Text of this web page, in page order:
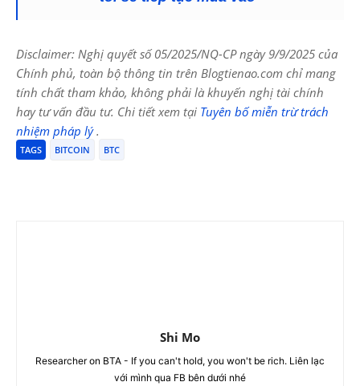
Disclaimer: Nghị quyết số 05/2025/NQ-CP ngày 9/9/2025 của
Chính phủ, toàn bộ thông tin trên Blogtienao.com chỉ mang
tính chất tham khảo, không phải là khuyến nghị tài chính
hay tư vấn đầu tư. Chi tiết xem tại Tuyên bố miễn trừ trách
nhiệm pháp lý.
TAGS BITCOIN BTC
Shi Mo
Researcher on BTA - If you can't hold, you won't be rich. Liên lạc
với mình qua FB bên dưới nhé